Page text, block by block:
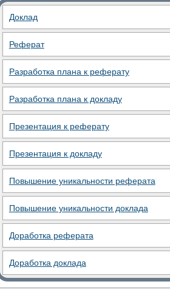
Доклад
Реферат
Разработка плана к реферату
Разработка плана к докладу
Презентация к реферату
Презентация к докладу
Повышение уникальности реферата
Повышение уникальности доклада
Доработка реферата
Доработка доклада